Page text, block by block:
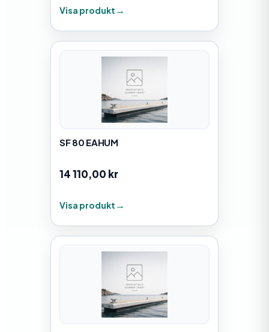
Visa produkt
SF 80 EAHUM
14 110,00 kr
Visa produkt